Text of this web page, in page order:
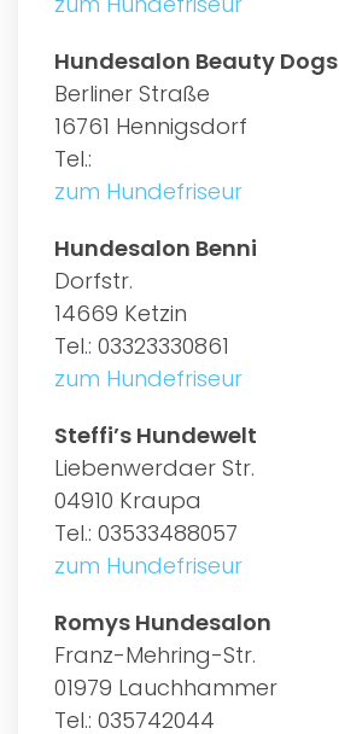
Hundesalon Beauty Dogs
Berliner Straße
16761 Hennigsdorf
Tel.:
zum Hundefriseur
Hundesalon Benni
Dorfstr.
14669 Ketzin
Tel.: 03323330861
zum Hundefriseur
Steffi’s Hundewelt
Liebenwerdaer Str.
04910 Kraupa
Tel.: 03533488057
zum Hundefriseur
Romys Hundesalon
Franz-Mehring-Str.
01979 Lauchhammer
Tel.: 035742044